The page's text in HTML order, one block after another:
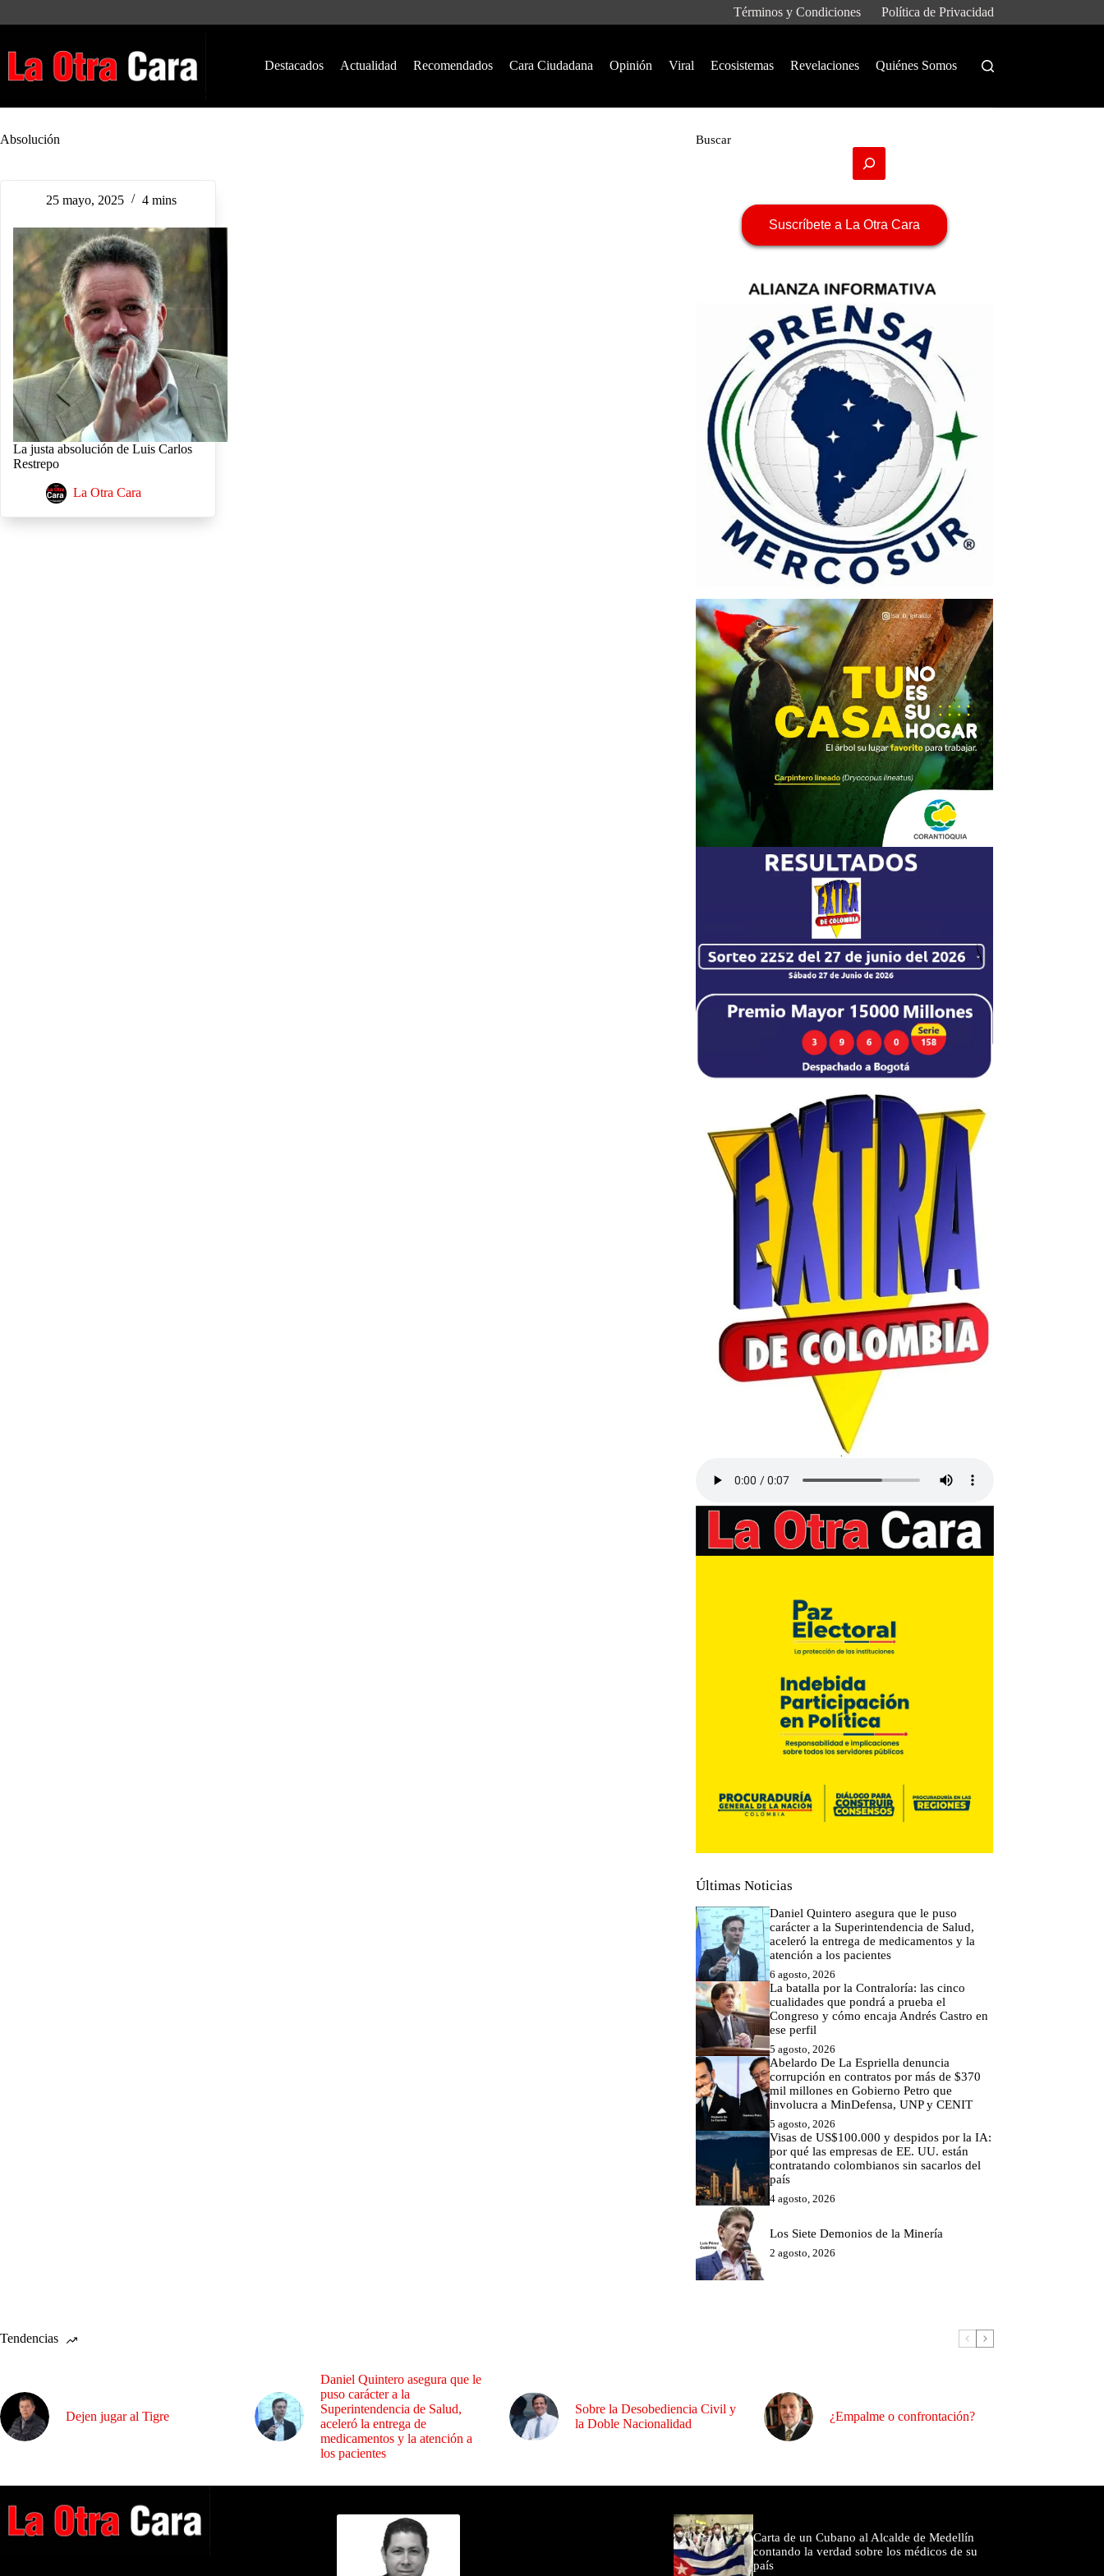
Términos y Condiciones Política de Privacidad
Destacados Actualidad Recomendados Cara Ciudadana Opinión Viral Ecosistemas Revelaciones Quiénes Somos
Absolución
25 mayo, 2025 4 mins
La justa absolución de Luis Carlos
Restrepo
La Otra Cara
Buscar
Suscríbete a La Otra Cara
Últimas Noticias
Daniel Quintero asegura que le puso
carácter a la Superintendencia de Salud,
aceleró la entrega de medicamentos y la
atención a los pacientes
6 agosto, 2026
La batalla por la Contraloría: las cinco
cualidades que pondrá a prueba el
Congreso y cómo encaja Andrés Castro en
ese perfil
5 agosto, 2026
Abelardo De La Espriella denuncia
corrupción en contratos por más de $370
mil millones en Gobierno Petro que
involucra a MinDefensa, UNP y CENIT
5 agosto, 2026
Visas de US$100.000 y despidos por la IA:
por qué las empresas de EE. UU. están
contratando colombianos sin sacarlos del
país
4 agosto, 2026
Los Siete Demonios de la Minería
2 agosto, 2026
Tendencias
Dejen jugar al Tigre
Daniel Quintero asegura que le
puso carácter a la
Superintendencia de Salud,
aceleró la entrega de
medicamentos y la atención a
los pacientes
Sobre la Desobediencia Civil y
la Doble Nacionalidad
¿Empalme o confrontación?
Carta de un Cubano al Alcalde de Medellín
contando la verdad sobre los médicos de su
país